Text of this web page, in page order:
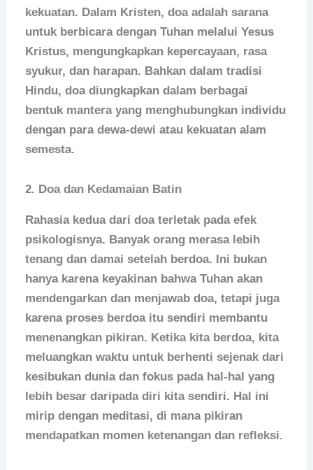
kekuatan. Dalam Kristen, doa adalah sarana
untuk berbicara dengan Tuhan melalui Yesus
Kristus, mengungkapkan kepercayaan, rasa
syukur, dan harapan. Bahkan dalam tradisi
Hindu, doa diungkapkan dalam berbagai
bentuk mantera yang menghubungkan individu
dengan para dewa-dewi atau kekuatan alam
semesta.
2. Doa dan Kedamaian Batin
Rahasia kedua dari doa terletak pada efek
psikologisnya. Banyak orang merasa lebih
tenang dan damai setelah berdoa. Ini bukan
hanya karena keyakinan bahwa Tuhan akan
mendengarkan dan menjawab doa, tetapi juga
karena proses berdoa itu sendiri membantu
menenangkan pikiran. Ketika kita berdoa, kita
meluangkan waktu untuk berhenti sejenak dari
kesibukan dunia dan fokus pada hal-hal yang
lebih besar daripada diri kita sendiri. Hal ini
mirip dengan meditasi, di mana pikiran
mendapatkan momen ketenangan dan refleksi.